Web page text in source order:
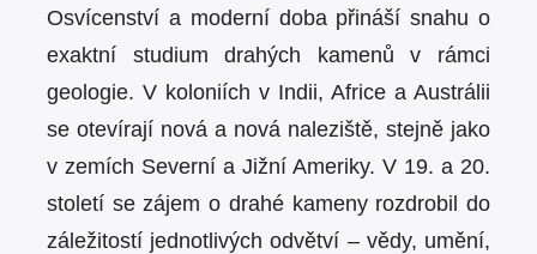
Osvícenství a moderní doba přináší snahu o
exaktní studium drahých kamenů v rámci
geologie. V koloniích v Indii, Africe a Austrálii
se otevírají nová a nová naleziště, stejně jako
v zemích Severní a Jižní Ameriky. V 19. a 20.
století se zájem o drahé kameny rozdrobil do
záležitostí jednotlivých odvětví – vědy, umění,